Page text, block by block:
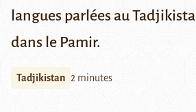
langues parlées au
dans le Pamir.
Tadjikistan 2 minutes